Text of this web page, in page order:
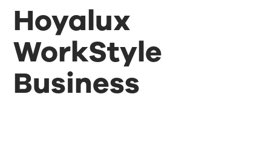
Hoyalux
WorkStyle
Business